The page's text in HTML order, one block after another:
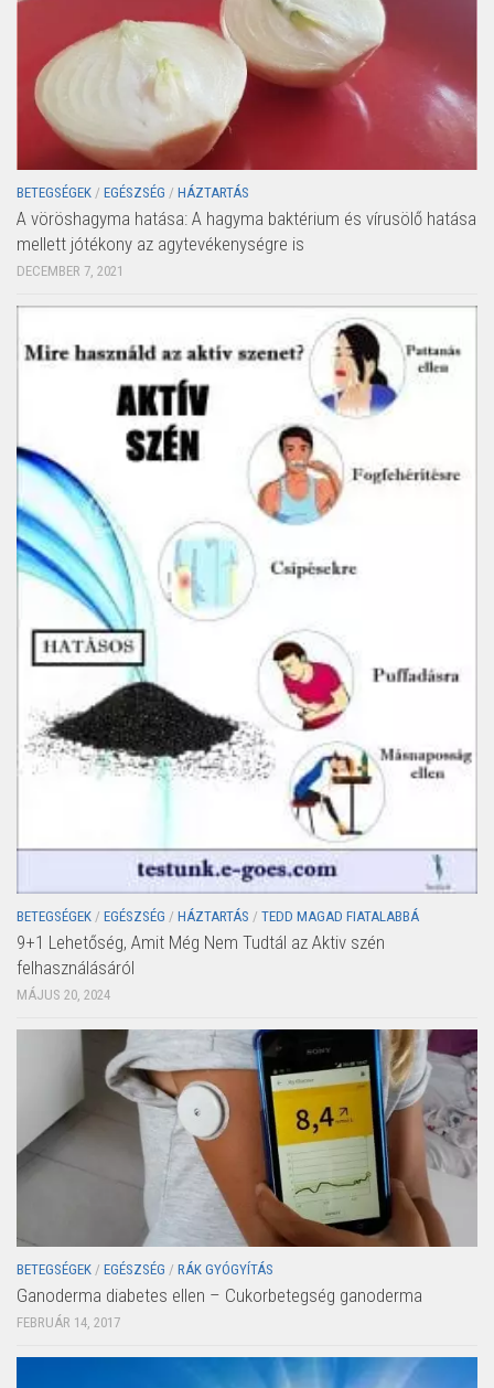
BETEGSÉGEK / EGÉSZSÉG / HÁZTARTÁS
A vöröshagyma hatása: A hagyma baktérium és vírusölő hatása
mellett jótékony az agytevékenységre is
DECEMBER 7, 2021
BETEGSÉGEK / EGÉSZSÉG / HÁZTARTÁS / TEDD MAGAD FIATALABBÁ
9+1 Lehetőség, Amit Még Nem Tudtál az Aktiv szén
felhasználásáról
MÁJUS 20, 2024
BETEGSÉGEK / EGÉSZSÉG / RÁK GYÓGYÍTÁS
Ganoderma diabetes ellen – Cukorbetegség ganoderma
FEBRUÁR 14, 2017